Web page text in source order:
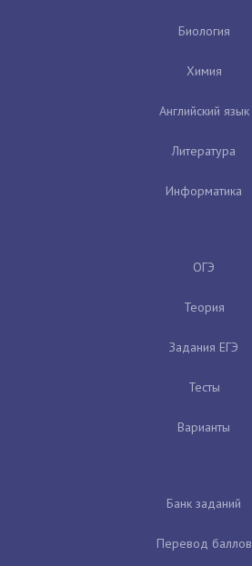
Биология
Химия
Английский язык
Литература
Информатика
ОГЭ
Теория
Задания ЕГЭ
Тесты
Варианты
Банк заданий
Перевод баллов